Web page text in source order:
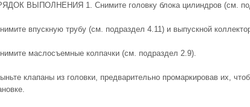
ВЫПОЛНЕНИЯ 1. Снимите головку блока цилиндров (см.
впускную трубу (см. подраздел 4.11) и выпускной
маслосъемные колпачки (см. подраздел 2.9).
клапаны из головки, предварительно промаркировав их,